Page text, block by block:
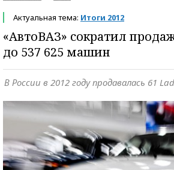
Актуальная тема: Итоги 2012
«АвтоВАЗ» сократил
до 537 625 машин
В России в 2012 году продавалась 61